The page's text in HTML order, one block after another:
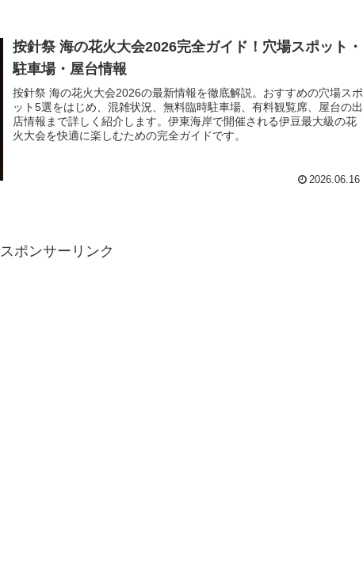
按針祭 海の花火大会2026完全ガイド！穴場スポット・
駐車場・屋台情報
按針祭 海の花火大会2026の最新情報を徹底解説。おすすめの穴場スポ
ット5選をはじめ、混雑状況、無料臨時駐車場、有料観覧席、屋台の出
店情報まで詳しく紹介します。伊東海岸で開催される伊豆最大級の花
火大会を快適に楽しむための完全ガイドです。
2026.06.16
スポンサーリンク